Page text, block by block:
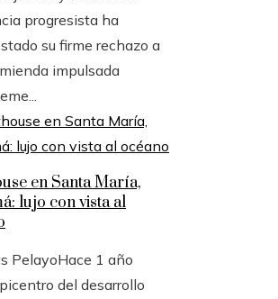
progresista ha
su firme rechazo a
impulsada
en Santa María,
lujo con vista al
PelayoHace 1 año
del desarrollo